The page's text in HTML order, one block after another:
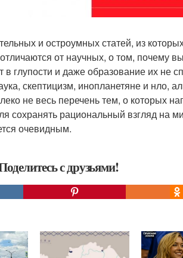
и остроумных статей, из
от научных, о том, почему
глупости и даже образование их не
скептицизм, инопланетяне и нло,
не весь перечень тем, о которых
сохранять рациональный взгляд на
очевидным.
с друзьями!